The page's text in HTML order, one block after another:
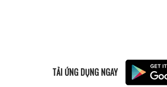
TẢI ỨNG DỤNG NGAY